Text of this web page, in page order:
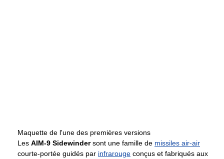
Maquette de l'une des premières versions
Les AIM-9 Sidewindersont une famille de missiles air-air
courte-portée guidés par infrarouge conçus et fabriqués aux